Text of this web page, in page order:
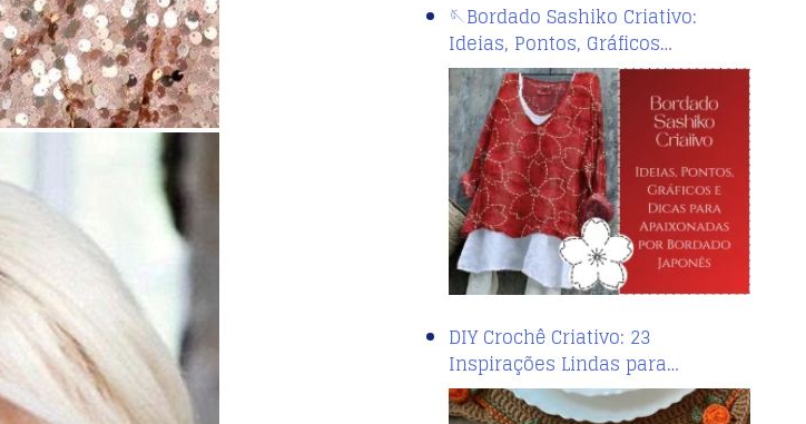
🪡Bordado Sashiko Criativo:
Ideias, Pontos, Gráficos…
DIY Crochê Criativo: 23
Inspirações Lindas para…